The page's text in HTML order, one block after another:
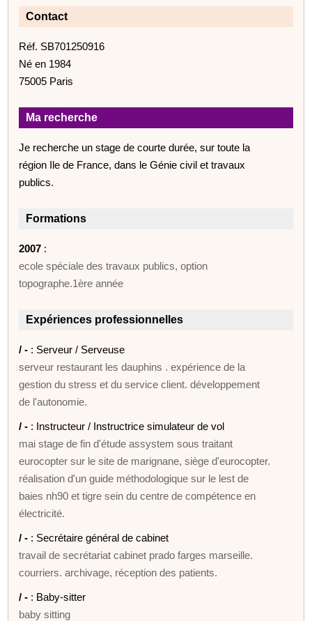
Contact
Réf. SB701250916
Né en 1984
75005 Paris
Ma recherche
Je recherche un stage de courte durée, sur toute la
région Ile de France, dans le Génie civil et travaux
publics.
Formations
2007 :
ecole spéciale des travaux publics, option
topographe.1ère année
Expériences professionnelles
/ - : Serveur / Serveuse
serveur restaurant les dauphins . expérience de la
gestion du stress et du service client. développement
de l'autonomie.
/ - : Instructeur / Instructrice simulateur de vol
mai stage de fin d'étude assystem sous traitant
eurocopter sur le site de marignane, siège d'eurocopter.
réalisation d'un guide méthodologique sur le lest de
baies nh90 et tigre sein du centre de compétence en
électricité.
/ - : Secrétaire général de cabinet
travail de secrétariat cabinet prado farges marseille.
courriers. archivage, réception des patients.
/ - : Baby-sitter
baby sitting